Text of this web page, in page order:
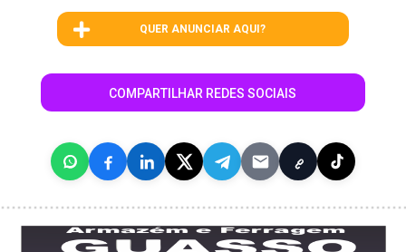
QUER ANUNCIAR AQUI?
COMPARTILHAR REDES SOCIAIS